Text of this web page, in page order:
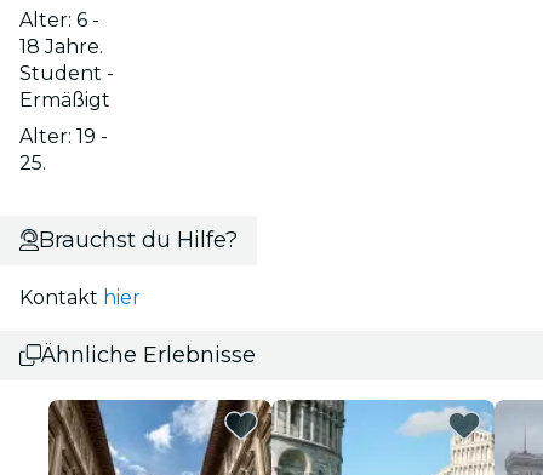
Alter: 6 -
18 Jahre.
Student -
Ermäßigt
Alter: 19 -
25.
Brauchst du Hilfe?
Kontakt hier
Ähnliche Erlebnisse